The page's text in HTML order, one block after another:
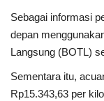
Sebagai informasi
depan
Langsung (BOTL)
Sementara itu,
Rp15.343,63 per